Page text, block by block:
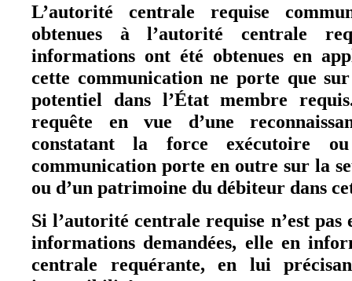
L’autorité centrale requise
obtenues à l’autorité centrale
informations ont été obtenues en
cette communication ne porte que
potentiel dans l’État membre
requête en vue d’une
constatant la force exécutoire
communication porte en outre sur la
ou d’un patrimoine du débiteur dans
Si l’autorité centrale requise n’est
informations demandées, elle en
centrale requérante, en lui